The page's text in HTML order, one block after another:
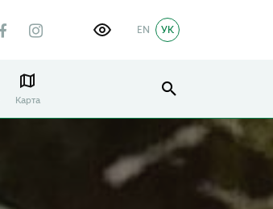
УК
EN
Карта